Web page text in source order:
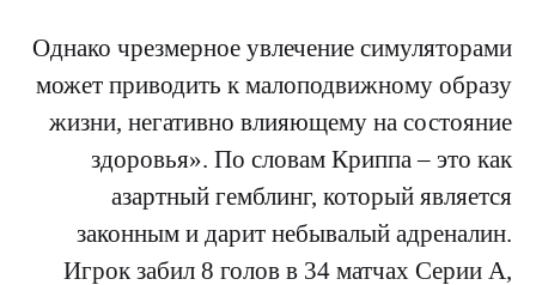
Однако чрезмерное увлечение симуляторами
может приводить к малоподвижному образу
жизни, негативно влияющему на состояние
здоровья». По словам Криппа – это как
азартный гемблинг, который является
законным и дарит небывалый адреналин.
Игрок забил 8 голов в 34 матчах Серии А,